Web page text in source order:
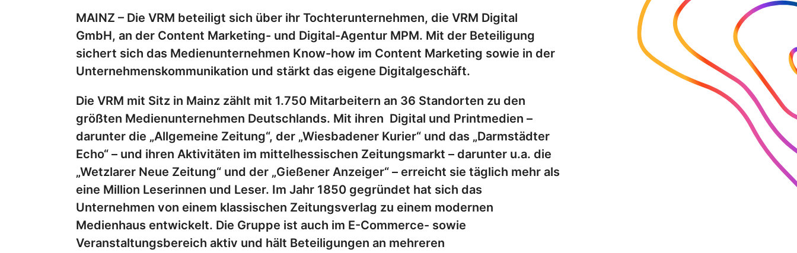
MAINZ – Die VRM beteiligt sich über ihr Tochterunternehmen, die VRM Digital
GmbH, an der Content Marketing- und Digital-Agentur MPM. Mit der Beteiligung
sichert sich das Medienunternehmen Know-how im Content Marketing sowie in der
Unternehmenskommunikation und stärkt das eigene Digitalgeschäft.
Die VRM mit Sitz in Mainz zählt mit 1.750 Mitarbeitern an 36 Standorten zu den
größten Medienunternehmen Deutschlands. Mit ihren Digital und Printmedien –
darunter die „Allgemeine Zeitung“, der „Wiesbadener Kurier“ und das „Darmstädter
Echo“ – und ihren Aktivitäten im mittelhessischen Zeitungsmarkt – darunter u.a. die
„Wetzlarer Neue Zeitung“ und der „Gießener Anzeiger“ – erreicht sie täglich mehr als
eine Million Leserinnen und Leser. Im Jahr 1850 gegründet hat sich das
Unternehmen von einem klassischen Zeitungsverlag zu einem modernen
Medienhaus entwickelt. Die Gruppe ist auch im E-Commerce- sowie
Veranstaltungsbereich aktiv und hält Beteiligungen an mehreren